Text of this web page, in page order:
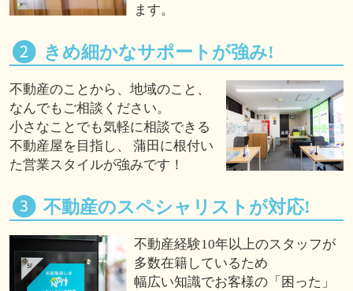
ます。
きめ細かなサポートが強み!
不動産のことから、地域のこと、
なんでもご相談ください。
小さなことでも気軽に相談できる
不動産屋を目指し、 蒲田に根付い
た営業スタイルが強みです！
不動産のスペシャリストが対応!
不動産経験10年以上のスタッフが
多数在籍しているため
幅広い知識でお客様の「困った」